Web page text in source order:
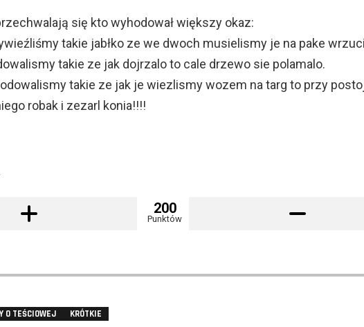
się kto wyhodował większy okaz:
takie jabłko ze we dwoch musielismy je na pake
takie ze jak dojrzalo to cale drzewo sie polamalo.
takie ze jak je wiezlismy wozem na targ to przy
robak i zezarl konia!!!!
200
Punktów
O TEŚCIOWEJ KRÓTKIE